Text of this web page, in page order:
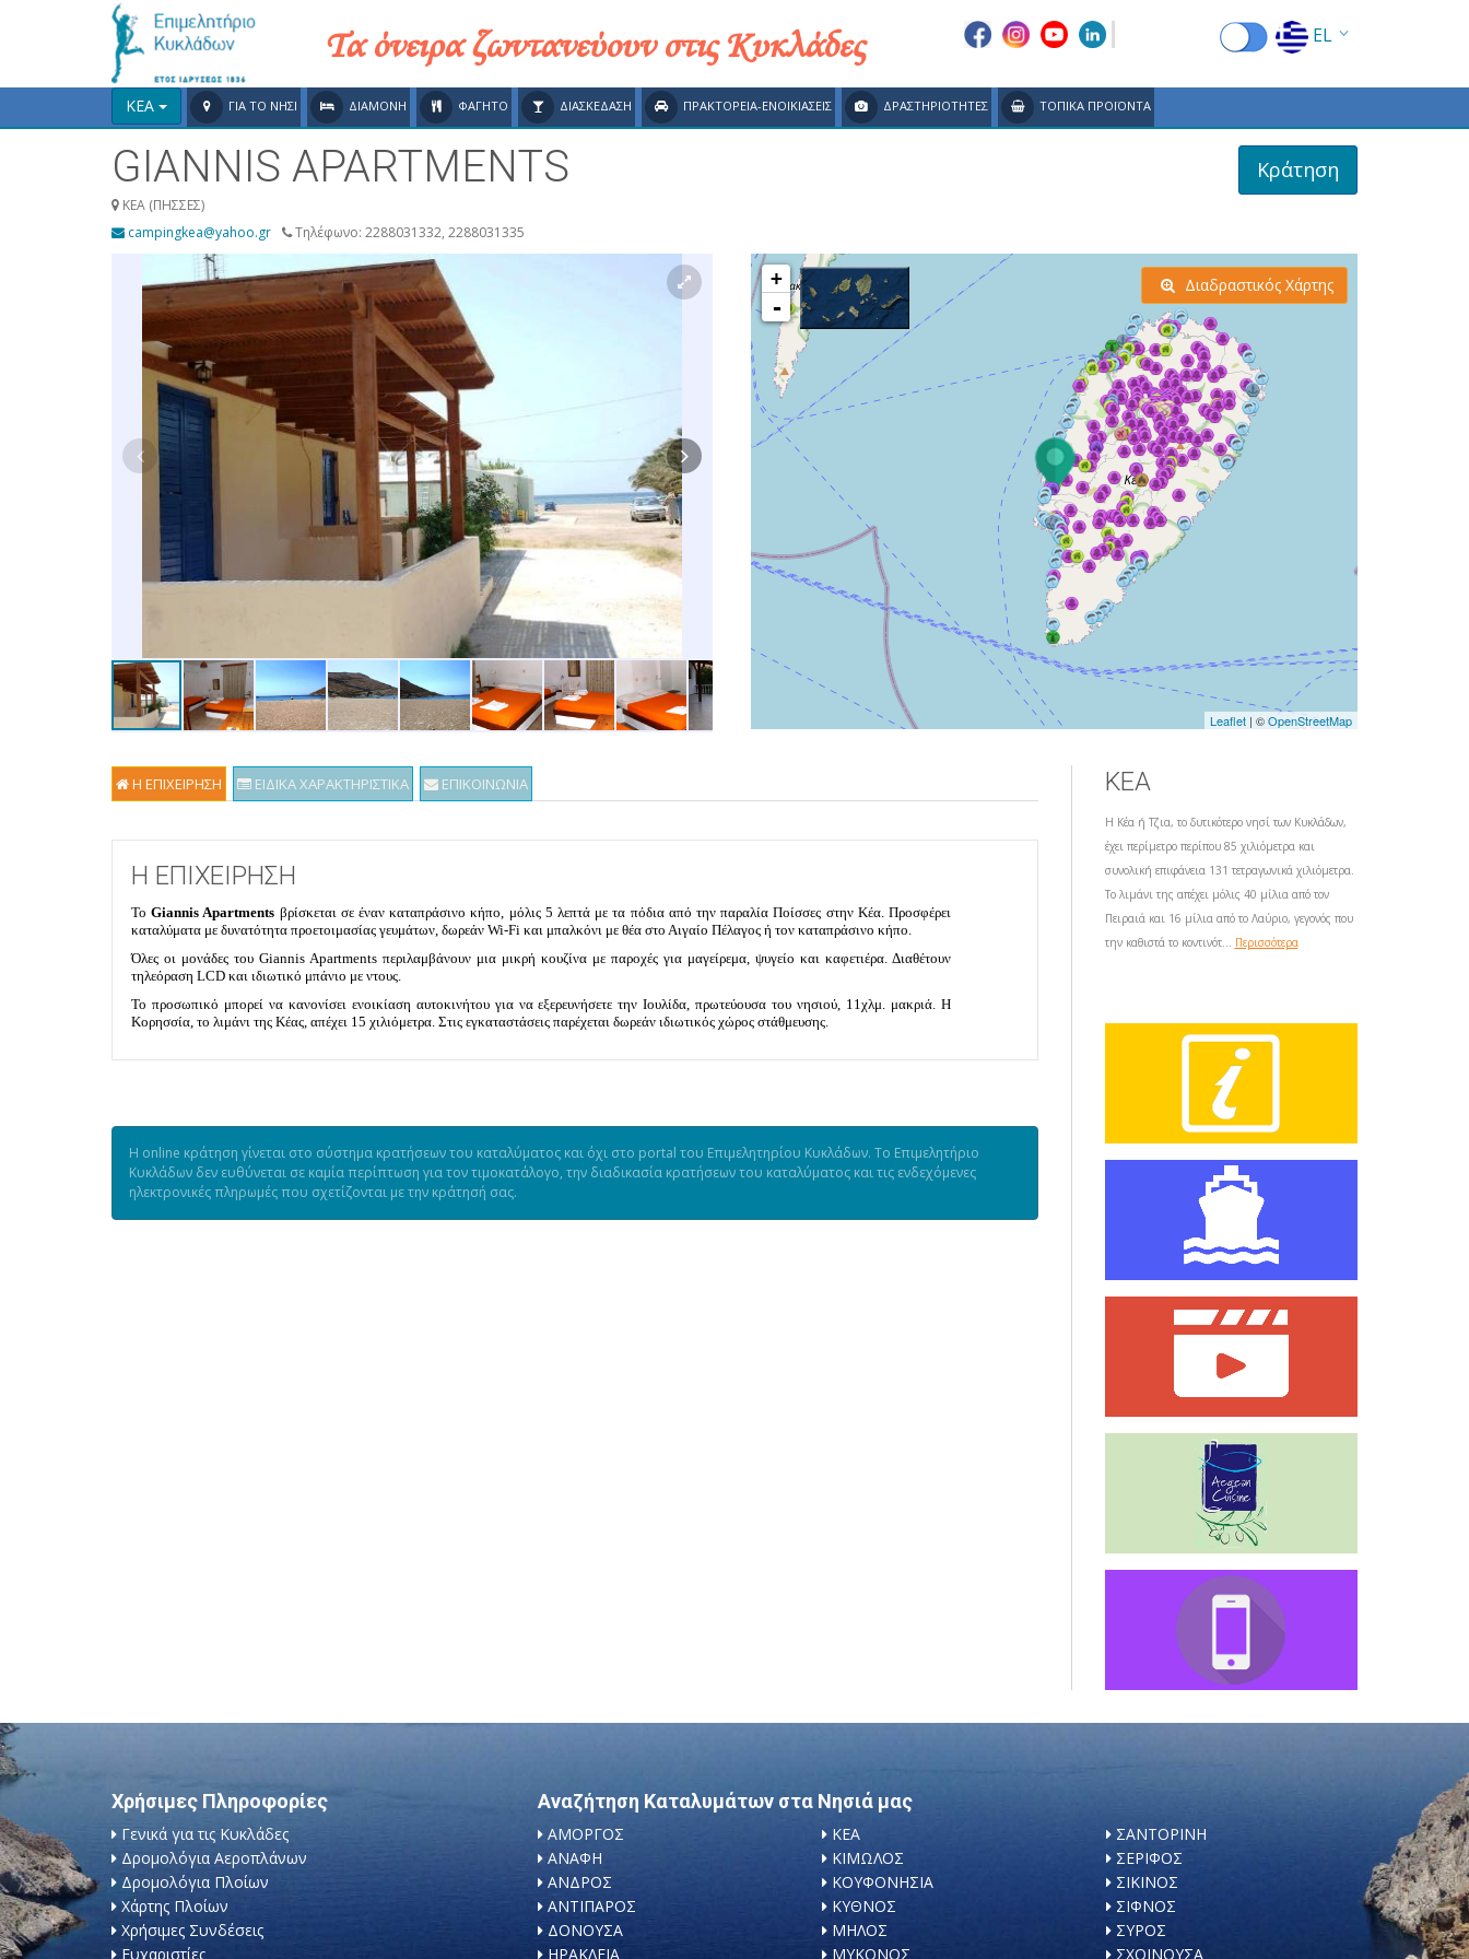
Τα όνειρα ζωντανεύουν στις Κυκλάδες EL
EN
FR
DE
ES
RU
ΚΕΑ ΓΙΑ ΤΟ ΝΗΣΙ ΔΙΑΜΟΝΗ ΦΑΓΗΤΟ ΔΙΑΣΚΕΔΑΣΗ ΠΡΑΚΤΟΡΕΙΑ-ΕΝΟΙΚΙΑΣΕΙΣ ΔΡΑΣΤΗΡΙΟΤΗΤΕΣ ΤΟΠΙΚΑ ΠΡΟΪΟΝΤΑ
GIANNIS APARTMENTS
ΚΕΑ (ΠΗΣΣΕΣ)
campingkea@yahoo.gr
Τηλέφωνο: 2288031332, 2288031335
Κράτηση
+
-
Leaflet | ©OpenStreetMap
Διαδραστικός Χάρτης
Η ΕΠΙΧΕΙΡΗΣΗ ΕΙΔΙΚΑ ΧΑΡΑΚΤΗΡΙΣΤΙΚΑ ΕΠΙΚΟΙΝΩΝΙΑ
Η ΕΠΙΧΕΙΡΗΣΗ
ΤοGiannis Apartments βρίσκεται σε έναν καταπράσινο κήπο, μόλις 5 λεπτά με τα πόδια από την παραλία Ποίσσες στην Κέα. Προσφέρει
καταλύματα με δυνατότητα προετοιμασίας γευμάτων, δωρεάν Wi-Fi και μπαλκόνι με θέα στο Αιγαίο Πέλαγος ή τον καταπράσινο κήπο.
Όλες οι μονάδες του Giannis Apartments περιλαμβάνουν μια μικρή κουζίνα με παροχές για μαγείρεμα, ψυγείο και καφετιέρα. Διαθέτουν
τηλεόραση LCD και ιδιωτικό μπάνιο με ντους.
Το προσωπικό μπορεί να κανονίσει ενοικίαση αυτοκινήτου για να εξερευνήσετε την Ιουλίδα, πρωτεύουσα του νησιού, 11χλμ. μακριά. Η
Κορησσία, το λιμάνι της Κέας, απέχει 15 χιλιόμετρα. Στις εγκαταστάσεις παρέχεται δωρεάν ιδιωτικός χώρος στάθμευσης.
Η online κράτηση γίνεται στο σύστημα κρατήσεων του καταλύματος και όχι στο portal του Επιμελητηρίου Κυκλάδων. Το Επιμελητήριο
Κυκλάδων δεν ευθύνεται σε καμία περίπτωση για τον τιμοκατάλογο, την διαδικασία κρατήσεων του καταλύματος και τις ενδεχόμενες
ηλεκτρονικές πληρωμές που σχετίζονται με την κράτησή σας.
ΚΕΑ
Η Κέα ή Τζια, το δυτικότερο νησί των Κυκλάδων,
έχει περίμετρο περίπου 85 χιλιόμετρα και
συνολική επιφάνεια 131 τετραγωνικά χιλιόμετρα.
Το λιμάνι της απέχει μόλις 40 μίλια από τον
Πειραιά και 16 μίλια από το Λαύριο, γεγονός που
την καθιστά το κοντινότ... Περισσότερα
Χρήσιμες Πληροφορίες
Γενικά για τις Κυκλάδες
Δρομολόγια Αεροπλάνων
Δρομολόγια Πλοίων
Χάρτης Πλοίων
Χρήσιμες Συνδέσεις
Ευχαριστίες
Αναζήτηση Καταλυμάτων στα Νησιά μας
ΑΜΟΡΓΟΣ
ΑΝΑΦΗ
ΑΝΔΡΟΣ
ΑΝΤΙΠΑΡΟΣ
ΔΟΝΟΥΣΑ
ΗΡΑΚΛΕΙΑ
ΚΕΑ
ΚΙΜΩΛΟΣ
ΚΟΥΦΟΝΗΣΙΑ
ΚΥΘΝΟΣ
ΜΗΛΟΣ
ΜΥΚΟΝΟΣ
ΣΑΝΤΟΡΙΝΗ
ΣΕΡΙΦΟΣ
ΣΙΚΙΝΟΣ
ΣΙΦΝΟΣ
ΣΥΡΟΣ
ΣΧΟΙΝΟΥΣΑ